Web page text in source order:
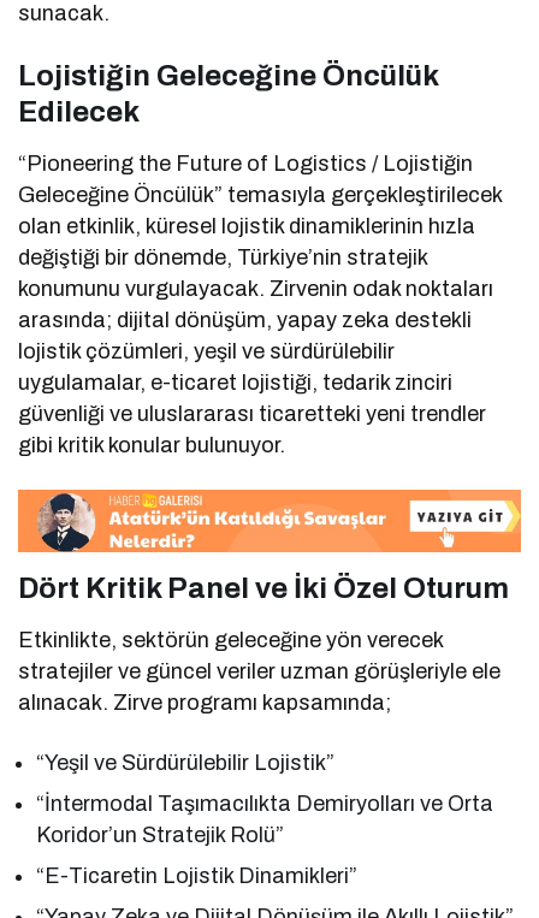
sunacak.
Lojistiğin Geleceğine Öncülük
Edilecek
“Pioneering the Future of Logistics / Lojistiğin
Geleceğine Öncülük” temasıyla gerçekleştirilecek
olan etkinlik, küresel lojistik dinamiklerinin hızla
değiştiği bir dönemde, Türkiye’nin stratejik
konumunu vurgulayacak. Zirvenin odak noktaları
arasında; dijital dönüşüm, yapay zeka destekli
lojistik çözümleri, yeşil ve sürdürülebilir
uygulamalar, e-ticaret lojistiği, tedarik zinciri
güvenliği ve uluslararası ticaretteki yeni trendler
gibi kritik konular bulunuyor.
Dört Kritik Panel ve İki Özel Oturum
Etkinlikte, sektörün geleceğine yön verecek
stratejiler ve güncel veriler uzman görüşleriyle ele
alınacak. Zirve programı kapsamında;
“Yeşil ve Sürdürülebilir Lojistik”
“İntermodal Taşımacılıkta Demiryolları ve Orta
Koridor’un Stratejik Rolü”
“E-Ticaretin Lojistik Dinamikleri”